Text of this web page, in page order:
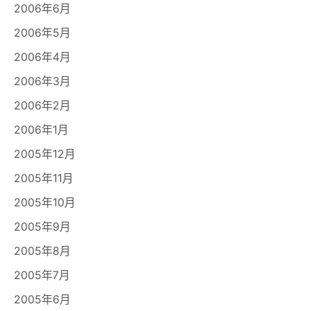
2006年6月
2006年5月
2006年4月
2006年3月
2006年2月
2006年1月
2005年12月
2005年11月
2005年10月
2005年9月
2005年8月
2005年7月
2005年6月